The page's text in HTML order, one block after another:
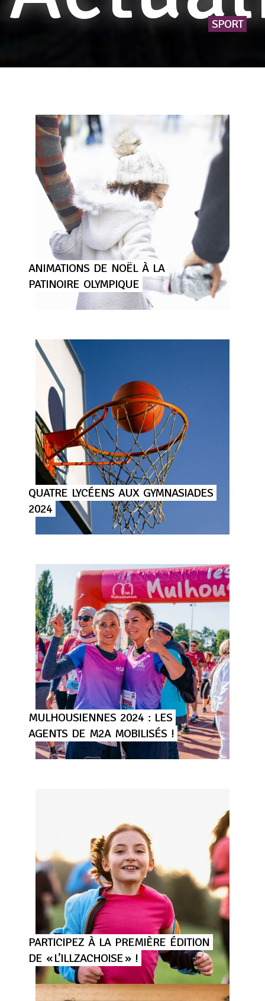
SPORT
ANIMATIONS DE NOËL À LA
PATINOIRE OLYMPIQUE
QUATRE LYCÉENS AUX GYMNASIADES
2024
MULHOUSIENNES 2024 : LES
AGENTS DE M2A MOBILISÉS !
PARTICIPEZ À LA PREMIÈRE ÉDITION
DE « L’ILLZACHOISE » !